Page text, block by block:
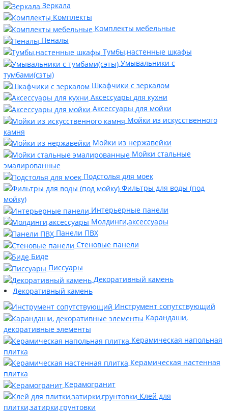
Зеркала
Комплекты
Комплекты мебельные
Пеналы
Тумбы,настенные шкафы
Умывальники с
тумбами(сэты)
Шкафчики с зеркалом
Аксессуары для кухни
Аксессуары для мойки
Мойки из искусственного
камня
Мойки из нержавейки
Мойки стальные
эмалированные
Подстолья для моек
Фильтры для воды (под
мойку)
Интерьерные панели
Молдинги,аксессуары
Панели ПВХ
Стеновые панели
Биде
Писсуары
Декоративный камень
Декоративный камень
Инструмент сопутствующий
Карандаши,
декоративные элементы
Керамическая напольная
плитка
Керамическая настенная
плитка
Керамогранит
Клей для
плитки,затирки,грунтовки